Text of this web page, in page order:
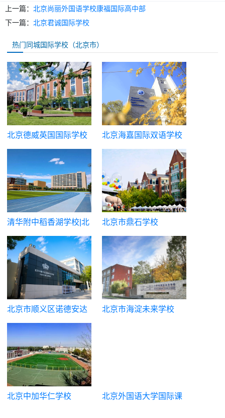
上一篇： 北京尚丽外国语学校康福国际高中部
下一篇： 北京君诚国际学校
热门同城国际学校（北京市）
北京德威英国国际学校 北京海嘉国际双语学校
清华附中稻香湖学校|北
京市海淀区稻香湖学校
北京市鼎石学校
北京市顺义区诺德安达
学校
北京市海淀未来学校
北京中加华仁学校
北京外国语大学国际课